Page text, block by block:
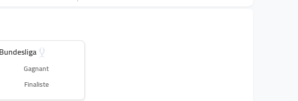
Bundesliga
Gagnant
Finaliste